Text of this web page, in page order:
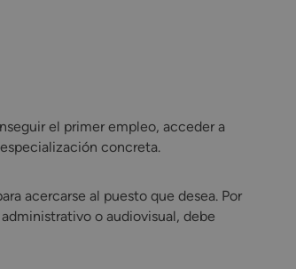
el primer empleo, acceder a
concreta.
acercarse al puesto que desea. Por
o audiovisual, debe